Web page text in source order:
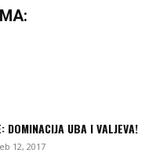
DOMINACIJA UBA I VALJEVA!
12, 2017